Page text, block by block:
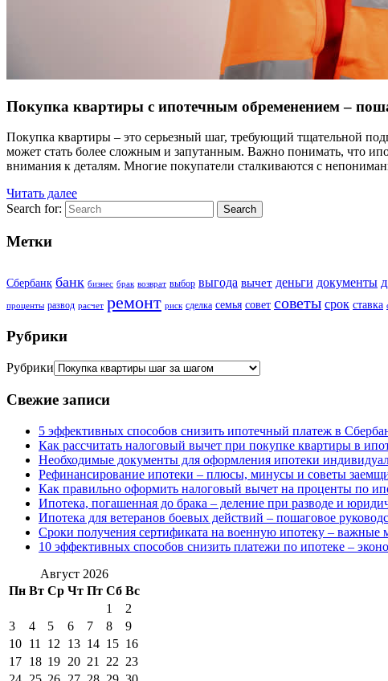
Покупка квартиры с ипотечным обременением –
Покупка квартиры – это серьезный шаг, требующий тщательной
может стать более сложным и запутанным. Важно понимать, что
внимания к деталям. Многие покупатели сталкиваются с
Читать далее
Search for:
Search
Метки
Сбербанк банк бизнес брак возврат выбор выгода вычет деньги документы
проценты развод расчет ремонт риск сделка семья совет советы срок ставка
Рубрики
Рубрики
Свежие записи
5 эффективных способов снизить ипотечный платеж в
Как рассчитать налоговый вычет при покупке квартиры в
Необходимые документы для оформления ипотеки
Рефинансирование ипотеки – плюсы, минусы и советы
Как правильно оформить налоговый вычет на проценты по
Ипотека, погашенная до брака – деление при разводе и
Ипотека для ветеранов боевых действий – пошаговое
Сроки получения сертификата на военную ипотеку – важные
10 эффективных способов снизить платежи по ипотеке –
Август 2026
Пн Вт Ср Чт Пт Сб Вс
1
2
3
4 5 6 7 8
9
10 11 12 13 14 15 16
17 18 19 20 21 22 23